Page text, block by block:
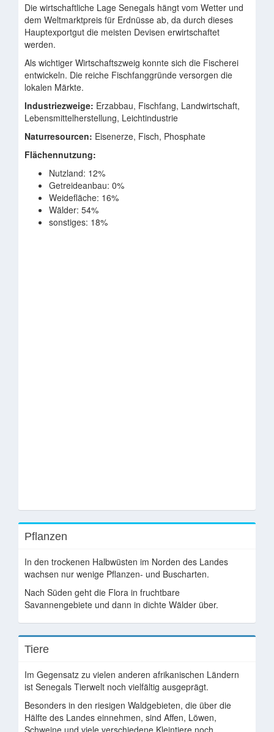
Die wirtschaftliche Lage Senegals hängt vom Wetter und
dem Weltmarktpreis für Erdnüsse ab, da durch dieses
Hauptexportgut die meisten Devisen erwirtschaftet
werden.
Als wichtiger Wirtschaftszweig konnte sich die Fischerei
entwickeln. Die reiche Fischfanggründe versorgen die
lokalen Märkte.
Industriezweige: Erzabbau, Fischfang, Landwirtschaft,
Lebensmittelherstellung, Leichtindustrie
Naturresourcen: Eisenerze, Fisch, Phosphate
Flächennutzung:
Nutzland: 12%
Getreideanbau: 0%
Weidefläche: 16%
Wälder: 54%
sonstiges: 18%
Pflanzen
In den trockenen Halbwüsten im Norden des Landes
wachsen nur wenige Pflanzen- und Buscharten.
Nach Süden geht die Flora in fruchtbare
Savannengebiete und dann in dichte Wälder über.
Tiere
Im Gegensatz zu vielen anderen afrikanischen Ländern
ist Senegals Tierwelt noch vielfältig ausgeprägt.
Besonders in den riesigen Waldgebieten, die über die
Hälfte des Landes einnehmen, sind Affen, Löwen,
Schweine und viele verschiedene Kleintiere noch